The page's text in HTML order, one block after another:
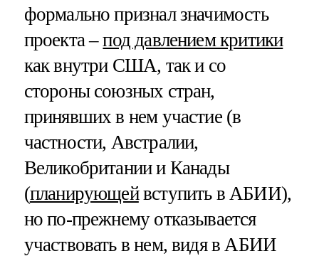
формально признал значимость
проекта –под давлением критики
как внутри США, так и со
стороны союзных стран,
принявших в нем участие (в
частности, Австралии,
Великобритании и Канады
(планирующейвступить в АБИИ),
но по-прежнему отказывается
участвовать в нем, видя в АБИИ